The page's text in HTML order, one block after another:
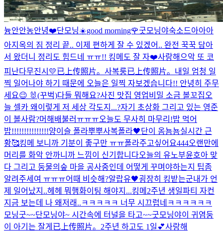
늉안안농안녕❤️단모닝☀️good morning🌹굿모닝야숙소드아아아
아지옥의 짐 정리 끝.. 이제 편하게 잘 수 있겠어.. 완전 꾹꾹 담아
서 왔더니 정리도 힘드네 ㅠㅠ!! 킹메도 잘 자❤️사랑해 으악 또 코
피난다무진시💛已上传照片。 사복룽已上传照片。 내일 엄청 일
찍 일어나야 하기 때문에 오늘은 일찍 자보겠습니다!! 안녕히 주무
세요😉 🐰(꾸벅)다들 뭐해요?사진 맛집 영업비밀 소금 볼꼬집 오
늘 셀카 왜이렇게 저 세상 각도지...?자기 초상화 그리고 있는 영준
이 볼사람?머해 배불러ㅠㅠㅠ오늘도 무사히 마무리!밥 먹어
밥!!!!!!!!!!!!!!!양이슬 폴라뿌뿌사복폴라🖤단이 옴뇸뇸실시간 근
황🥰킹메 보니까 기분이 좋구만 ㅠㅠ폴라주고싶어요444오랜만에
머리를 화악 안까니까 느낌이 신기합니다오늘의 유노부윤호아 맞
다 그리고 둥물의숲 마을 공사중인데 어떻게 꾸며야하는지 팁좀
알려주세여 ㅠㅠㅠ어때 비슷해?알랍유🖤굉장히 킹받는군내가 언
제 일어났지..헤헤 뭐행화이팅 해야지...킹메 2주년 생일파티 자컨
지금 보는데 나 왜저래..ㅋㅋㅋㅋㅋ 너무 시끄럽네ㅋㅋㅋㅋㅋㅋ
모닝굿~~단모닝야~ 시간속에 터널을 타고~~굿모닝야이 귀염둥
이 아기는 잘게 已上传照片。 2주년 하고도 1일💕사랑해